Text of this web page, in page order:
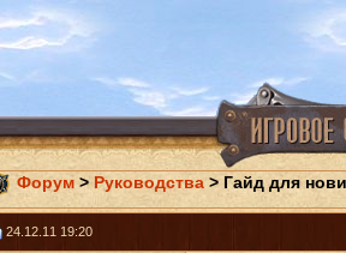
Форум> Руководства> Гайд для
24.12.11 19:20